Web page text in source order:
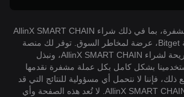
استثمارات العملات المشفرة، بما في ذلك شراء AllinX SMART CHAIN
عبر الإنترنت عبر منصة Bitget، عرضة لمخاطر السوق. توفر لك منصة
Bitget طرقًا سهلة ومريحة لشراء AllinX SMART CHAIN، ونبذل
بشكل كامل بكل عملة مشفرة نقدمها
فإننا لا نتحمل أي مسؤولية للنتائج التي قد
تنشأ عن عملية شراء AllinX SMART CHAIN. لا تُعد هذه الصفحة وأي